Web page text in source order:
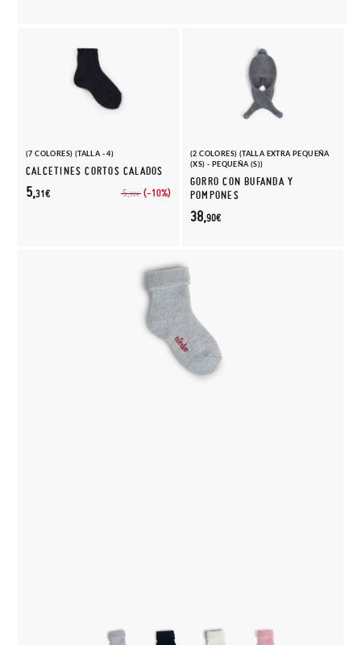
(7 COLORES) (TALLA - 4)
CALCETINES CORTOS CALADOS
5,90€ (-10%)
5,31€
(2 COLORES) (TALLA EXTRA PEQUEÑA
(XS) - PEQUEÑA (S))
GORRO CON BUFANDA Y
POMPONES
38,90€